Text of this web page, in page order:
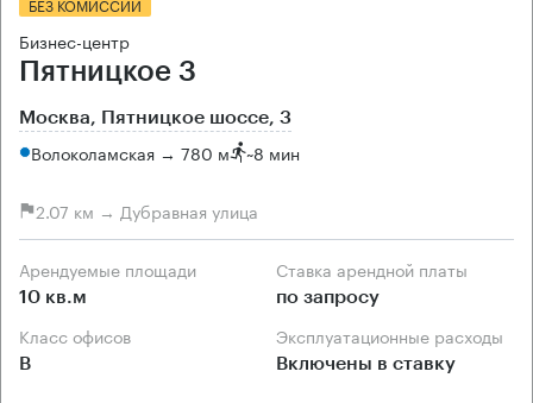
Бизнес-центр
Пятницкое 3
Москва, Пятницкое шоссе, 3
Волоколамская → 780 м ~8 мин
2.07 км → Дубравная улица
Арендуемые площади
10 кв.м
Ставка арендной платы
по запросу
Класс офисов
B
Эксплуатационные расходы
Включены в ставку